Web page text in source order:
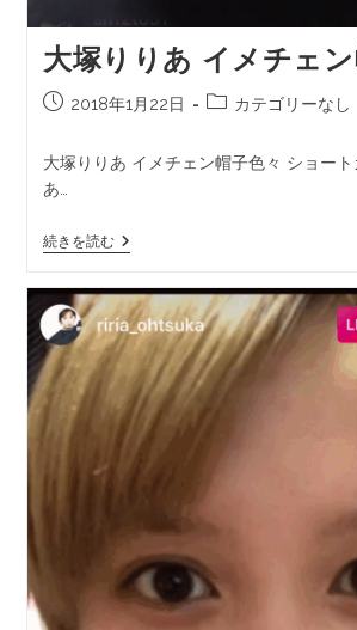
大塚りりあ イメチェン
2018年1月22日 カテゴリーなし
大塚りりあ イメチェン帽子色々 ショー
あ…
続きを読む